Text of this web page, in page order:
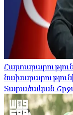
Տարածական